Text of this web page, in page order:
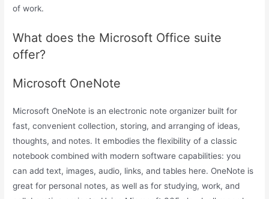
of work.
What does the Microsoft Office suite
offer?
Microsoft OneNote
Microsoft OneNote is an electronic note organizer built for
fast, convenient collection, storing, and arranging of ideas,
thoughts, and notes. It embodies the flexibility of a classic
notebook combined with modern software capabilities: you
can add text, images, audio, links, and tables here. OneNote is
great for personal notes, as well as for studying, work, and